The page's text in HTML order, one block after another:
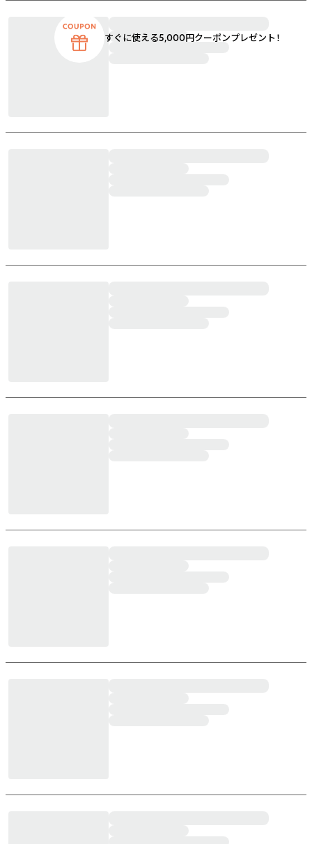
すぐに使える5,000円クーポンプレゼント！